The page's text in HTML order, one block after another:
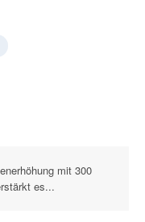
mit 300
es...